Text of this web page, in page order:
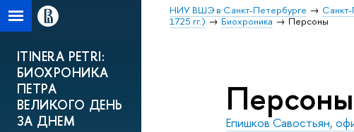
НИУ ВШЭ в Санкт-Петербурге Санкт-
1725 гг.)
Биохроника Персоны
ITINERA PETRI:
БИОХРОНИКА
ПЕТРА
ВЕЛИКОГО ДЕНЬ
ЗА ДНЕМ
Персоны
Епишков Савостьян,